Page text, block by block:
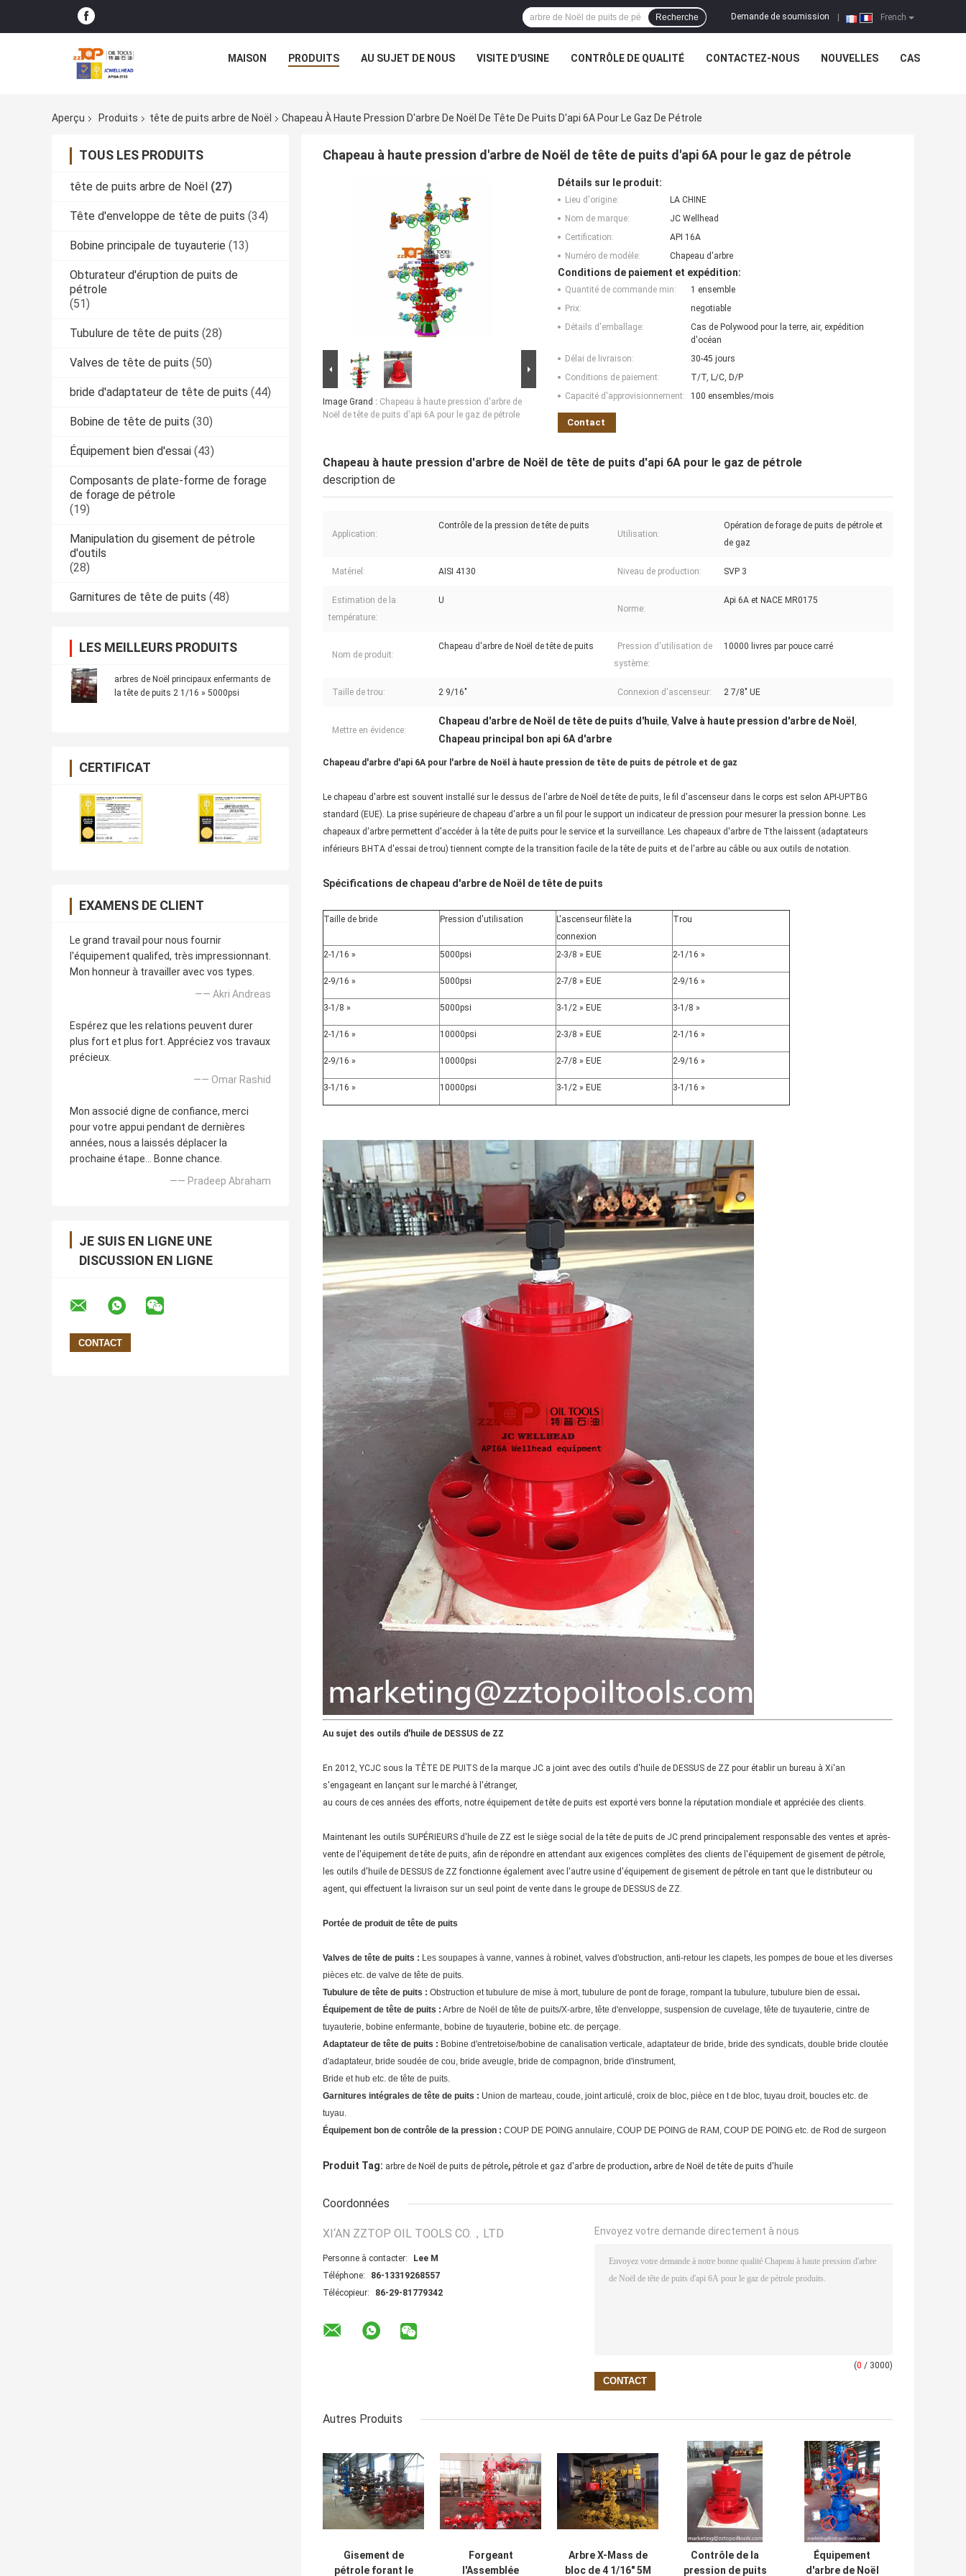
French
Demande de soumission
Recherche
MAISON PRODUITS AU SUJET DE NOUS VISITE D'USINE CONTRÔLE DE QUALITÉ CONTACTEZ-NOUS NOUVELLES CAS
Aperçu Produits tête de puits arbre de Noël Chapeau À Haute Pression D'arbre De Noël De Tête De Puits D'api 6A Pour Le Gaz De Pétrole
TOUS LES PRODUITS
tête de puits arbre de Noël (27)
Tête d'enveloppe de tête de puits (34)
Bobine principale de tuyauterie (13)
Obturateur d'éruption de puits de
pétrole
(51)
Tubulure de tête de puits (28)
Valves de tête de puits (50)
bride d'adaptateur de tête de puits (44)
Bobine de tête de puits (30)
Équipement bien d'essai (43)
Composants de plate-forme de forage
de forage de pétrole
(19)
Manipulation du gisement de pétrole
d'outils
(28)
Garnitures de tête de puits (48)
LES MEILLEURS PRODUITS
arbres de Noël principaux enfermants de
la tête de puits 2 1/16 » 5000psi
CERTIFICAT
EXAMENS DE CLIENT
Le grand travail pour nous fournir
l'équipement qualifed, très impressionnant.
Mon honneur à travailler avec vos types.
—— Akri Andreas
Espérez que les relations peuvent durer
plus fort et plus fort. Appréciez vos travaux
précieux.
—— Omar Rashid
Mon associé digne de confiance, merci
pour votre appui pendant de dernières
années, nous a laissés déplacer la
prochaine étape… Bonne chance.
—— Pradeep Abraham
JE SUIS EN LIGNE UNE
DISCUSSION EN LIGNE
Chapeau à haute pression d'arbre de Noël de tête de puits d'api 6A pour le gaz de pétrole
Image Grand : Chapeau à haute pression d'arbre de
Noël de tête de puits d'api 6A pour le gaz de pétrole
Détails sur le produit:
Lieu d'origine:
LA CHINE
Nom de marque:
JC Wellhead
Certification:
API 16A
Numéro de modèle:
Chapeau d'arbre
Conditions de paiement et expédition:
Quantité de commande min:
1 ensemble
Prix:
negotiable
Détails d'emballage:
Cas de Polywood pour la terre, air, expédition
d'océan
Délai de livraison:
30-45 jours
Conditions de paiement:
T/T, L/C, D/P
Capacité d'approvisionnement:
100 ensembles/mois
Contact
Chapeau à haute pression d'arbre de Noël de tête de puits d'api 6A pour le gaz de pétrole
description de
Application:
Contrôle de la pression de tête de puits
Utilisation:
Opération de forage de puits de pétrole et
de gaz
Matériel: AISI 4130 Niveau de production: SVP 3
Estimation de la
température:
U
Norme:
Api 6A et NACE MR0175
Nom de produit:
Chapeau d'arbre de Noël de tête de puits
Pression d'utilisation de
système:
10000 livres par pouce carré
Taille de trou: 2 9/16" Connexion d'ascenseur: 2 7/8" UE
Mettre en évidence:
Chapeau d'arbre de Noël de tête de puits d'huile, Valve à haute pression d'arbre de Noël ,
Chapeau principal bon api 6A d'arbre
Chapeau d'arbre d'api 6A pour l'arbre de Noël à haute pression de tête de puits de pétrole et de gaz
Le chapeau d'arbre est souvent installé sur le dessus de l'arbre de Noël de tête de puits, le fil d'ascenseur dans le corps est selon API-UPTBG
standard (EUE). La prise supérieure de chapeau d'arbre a un fil pour le support un indicateur de pression pour mesurer la pression bonne. Les
chapeaux d'arbre permettent d'accéder à la tête de puits pour le service et la surveillance. Les chapeaux d'arbre de Tthe laissent (adaptateurs
inférieurs BHTA d'essai de trou) tiennent compte de la transition facile de la tête de puits et de l'arbre au câble ou aux outils de notation.
Spécifications de chapeau d'arbre de Noël de tête de puits
Taille de bride Pression d'utilisation
L'ascenseur filète la
connexion
Trou
2-1/16 » 5000psi 2-3/8 » EUE 2-1/16 »
2-9/16 » 5000psi 2-7/8 » EUE 2-9/16 »
3-1/8 » 5000psi 3-1/2 » EUE 3-1/8 »
2-1/16 » 10000psi 2-3/8 » EUE 2-1/16 »
2-9/16 » 10000psi 2-7/8 » EUE 2-9/16 »
3-1/16 » 10000psi 3-1/2 » EUE 3-1/16 »
Au sujet des outils d'huile de DESSUS de ZZ
En 2012, YCJC sous la TÊTE DE PUITS de la marque JC a joint avec des outils d'huile de DESSUS de ZZ pour établir un bureau à Xi'an
s'engageant en lançant sur le marché à l'étranger,
au cours de ces années des efforts, notre équipement de tête de puits est exporté vers bonne la réputation mondiale et appréciée des clients.
Maintenant les outils SUPÉRIEURS d'huile de ZZ est le siège social de la tête de puits de JC prend principalement responsable des ventes et après-
vente de l'équipement de tête de puits, afin de répondre en attendant aux exigences complètes des clients de l'équipement de gisement de pétrole,
les outils d'huile de DESSUS de ZZ fonctionne également avec l'autre usine d'équipement de gisement de pétrole en tant que le distributeur ou
agent, qui effectuent la livraison sur un seul point de vente dans le groupe de DESSUS de ZZ.
Portée de produit de tête de puits
Valves de tête de puits : Les soupapes à vanne, vannes à robinet, valves d'obstruction, anti-retour les clapets, les pompes de boue et les diverses
pièces etc. de valve de tête de puits.
Tubulure de tête de puits : Obstruction et tubulure de mise à mort, tubulure de pont de forage, rompant la tubulure, tubulure bien de essai.
Équipement de tête de puits : Arbre de Noël de tête de puits/X-arbre, tête d'enveloppe, suspension de cuvelage, tête de tuyauterie, cintre de
tuyauterie, bobine enfermante, bobine de tuyauterie, bobine etc. de perçage.
Adaptateur de tête de puits : Bobine d'entretoise/bobine de canalisation verticale, adaptateur de bride, bride des syndicats, double bride cloutée
d'adaptateur, bride soudée de cou, bride aveugle, bride de compagnon, bride d'instrument,
Bride et hub etc. de tête de puits.
Garnitures intégrales de tête de puits : Union de marteau, coude, joint articulé, croix de bloc, pièce en t de bloc, tuyau droit, boucles etc. de
tuyau.
Équipement bon de contrôle de la pression : COUP DE POING annulaire, COUP DE POING de RAM, COUP DE POING etc. de Rod de surgeon
Produit Tag: arbre de Noël de puits de pétrole, pétrole et gaz d'arbre de production, arbre de Noël de tête de puits d'huile
Coordonnées
XI‘AN ZZTOP OIL TOOLS CO.，LTD
Personne à contacter:
Lee M
Téléphone:
86-13319268557
Télécopieur:
86-29-81779342
Envoyez votre demande directement à nous
(0 / 3000)
Autres Produits
Gisement de
pétrole forant le
Forgeant
l'Assemblée
Arbre X-Mass de
bloc de 4 1/16" 5M
Contrôle de la
pression de puits
Équipement
d'arbre de Noël